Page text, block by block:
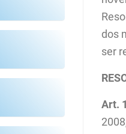
dos
ser
Art.